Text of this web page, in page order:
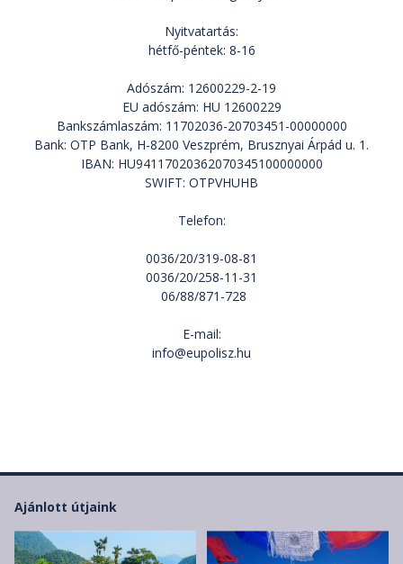
Nyitvatartás:
hétfő-péntek: 8-16
Adószám: 12600229-2-19
EU adószám: HU 12600229
Bankszámlaszám: 11702036-20703451-00000000
Bank: OTP Bank, H-8200 Veszprém, Brusznyai Árpád u. 1.
IBAN: HU94117020362070345100000000
SWIFT: OTPVHUHB
Telefon:
0036/20/319-08-81
0036/20/258-11-31
06/88/871-728
E-mail:
info@eupolisz.hu
Ajánlott útjaink